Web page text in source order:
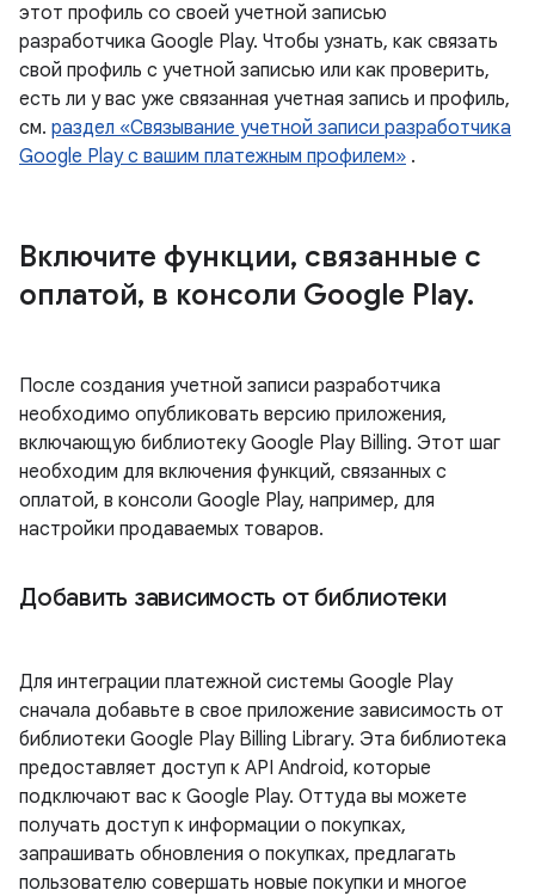
этот профиль со своей учетной записью
разработчика Google Play. Чтобы узнать, как связать
свой профиль с учетной записью или как проверить,
есть ли у вас уже связанная учетная запись и профиль,
см. раздел «Связывание учетной записи разработчика
Google Play с вашим платежным профилем» .
Включите функции, связанные с
оплатой, в консоли Google Play.
После создания учетной записи разработчика
необходимо опубликовать версию приложения,
включающую библиотеку Google Play Billing. Этот шаг
необходим для включения функций, связанных с
оплатой, в консоли Google Play, например, для
настройки продаваемых товаров.
Добавить зависимость от библиотеки
Для интеграции платежной системы Google Play
сначала добавьте в свое приложение зависимость от
библиотеки Google Play Billing Library. Эта библиотека
предоставляет доступ к API Android, которые
подключают вас к Google Play. Оттуда вы можете
получать доступ к информации о покупках,
запрашивать обновления о покупках, предлагать
пользователю совершать новые покупки и многое